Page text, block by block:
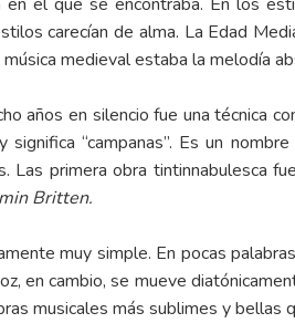
carecían de alma. La Edad
medieval estaba la melodía
años en silencio fue una técnica
significa “campanas”. Es un
Las primera obra tintinnabulesca fue
Britten.
muy simple. En pocas
en cambio, se mueve
musicales más sublimes y